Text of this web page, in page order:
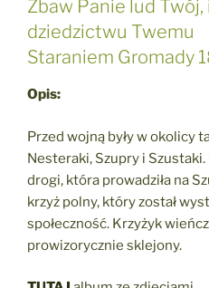
Zbaw Panie lud Twój,
dziedzictwu Twemu
Staraniem Gromady
Opis:
Przed wojną były w okolicy
Nesteraki, Szupry i
drogi, która prowadziła na
krzyż polny, który został
społeczność. Krzyżyk
prowizorycznie sklejony.